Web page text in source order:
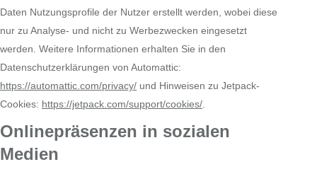
Daten Nutzungsprofile der Nutzer erstellt werden, wobei diese
nur zu Analyse- und nicht zu Werbezwecken eingesetzt
werden. Weitere Informationen erhalten Sie in den
Datenschutzerklärungen von Automattic:
https://automattic.com/privacy/ und Hinweisen zu Jetpack-
Cookies: https://jetpack.com/support/cookies/
Onlinepräsenzen in sozialen
Medien